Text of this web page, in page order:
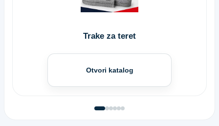
Trake za teret
Otvori katalog